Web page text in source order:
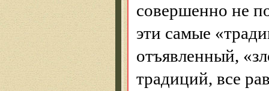
совершенно не
эти самые
отъявленный,
традиций, все